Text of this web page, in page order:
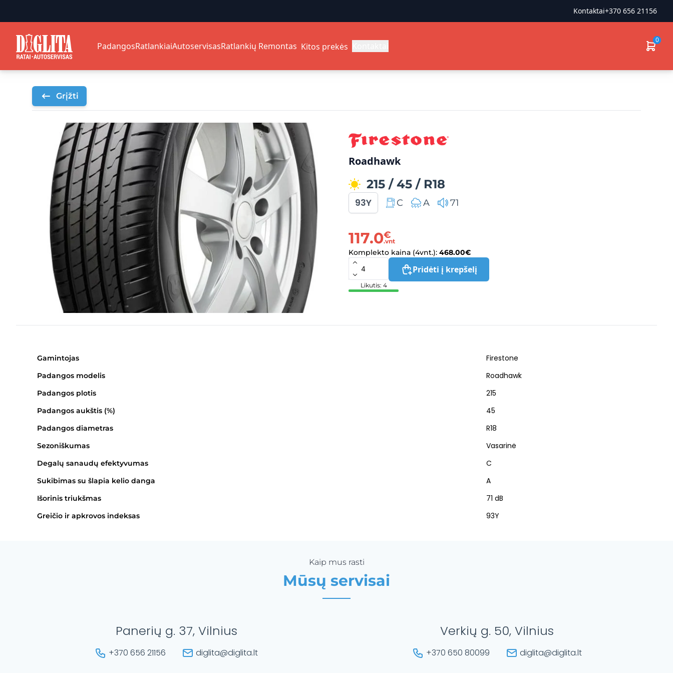
Kontaktai+370 656 21156
PadangosRatlankiaiAutoservisasRatlankių Remontas Kitos prekės
0
Grįžti
Roadhawk
215 / 45 / R18
93Y C A 71
117.0€
.vnt
Komplekto kaina (4vnt.): 468.00€
Pridėti į krepšelį
Likutis: 4
Gamintojas Firestone
Padangos modelis Roadhawk
Padangos plotis 215
Padangos aukštis (%) 45
Padangos diametras R18
Sezoniškumas Vasarinė
Degalų sanaudų efektyvumas C
Sukibimas su šlapia kelio danga A
Išorinis triukšmas 71 dB
Greičio ir apkrovos indeksas 93Y
Kaip mus rasti
Mūsų servisai
Panerių g. 37, Vilnius
+370 656 21156 diglita@diglita.lt
Verkių g. 50, Vilnius
+370 650 80099 diglita@diglita.lt